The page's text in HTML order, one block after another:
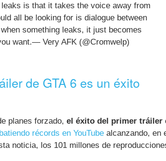
is that it takes the voice away from
all be looking for is dialogue between
something leaks, it just becomes
want.— Very AFK (@Cromwelp)
de GTA 6 es un éxito
planes forzado, el éxito del primer tráiler
récords en YouTube alcanzando, en
noticia, los 101 millones de